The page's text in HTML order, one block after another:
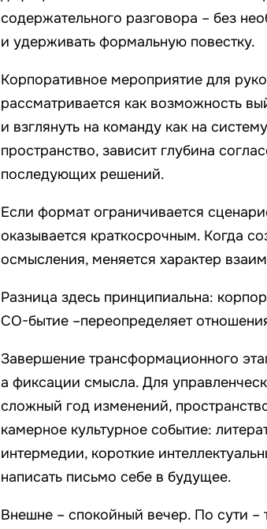
содержательного разговора – без
и удерживать формальную повестку.
Корпоративное мероприятие для
рассматривается как возможность
и взглянуть на команду как на
пространство, зависит глубина
последующих решений.
Если формат ограничивается
оказывается краткосрочным. Когда
осмысления, меняется характер
Разница здесь принципиальна:
СО-бытие –переопределяет
Завершение трансформационного
а фиксации смысла. Для
сложный год изменений,
камерное культурное событие:
интермедии, короткие
написать письмо себе в будущее.
Внешне – спокойный вечер. По сути –